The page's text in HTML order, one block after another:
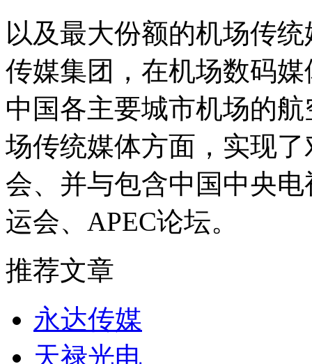
以及最大份额的机场传
传媒集团，在机场数码
中国各主要城市机场的
场传统媒体方面，实现
会、并与包含中国中央
运会、APEC论坛。
推荐文章
永达传媒
天禄光电